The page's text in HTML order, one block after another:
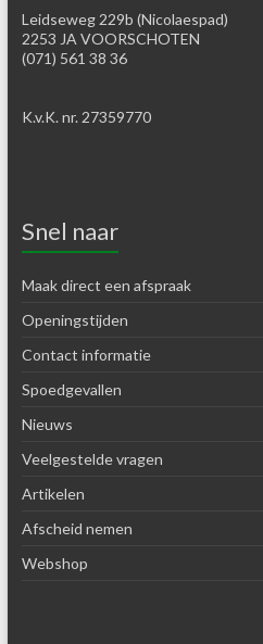
Leidseweg 229b (Nicolaespad)
2253 JA VOORSCHOTEN
(071) 561 38 36
K.v.K. nr. 27359770
Snel naar
Maak direct een afspraak
Openingstijden
Contact informatie
Spoedgevallen
Nieuws
Veelgestelde vragen
Artikelen
Afscheid nemen
Webshop